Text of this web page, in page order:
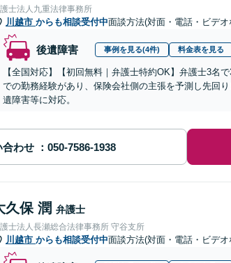
士法人九重法律事務所
川越市 からも相談受付中面談方法(対面・電話・ビデ
後遺障害 事例を見る(4件) 料金表を見る
【全国対応】【初回無料｜弁護士特約OK】弁護士3名
での勤務経験があり、保険会社側の主張を予測し先回
遺障害等に対応。
合わせ
久保 潤 弁護士
士法人長瀬総合法律事務所 守谷支所
川越市 からも相談受付中面談方法(対面・電話・ビデ